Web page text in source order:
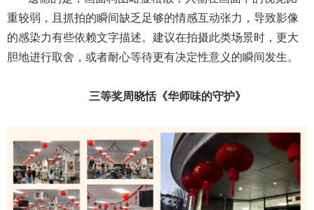
重较弱，且抓拍的瞬间缺乏足够的情感互动张力，导致影像
的感染力有些依赖文字描述。建议在拍摄此类场景时，更大
胆地进行取舍，或者耐心等待更有决定性意义的瞬间发生。
三等奖周晓恬《华师味的守护》